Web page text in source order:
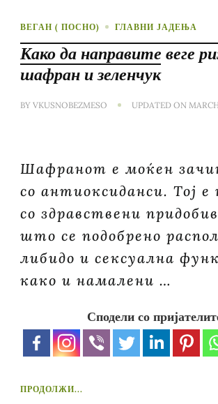
ВЕГАН ( ПОСНО) ГЛАВНИ ЈАДЕЊА
Како да направите веге
шафран и зеленчук
BY VKUSNOBEZMESO UPDATED ON
Шафранот е моќен
со антиоксиданси. Тој е
со здравствени
што се подобрено
либидо и сексуална
како и намалени …
Сподели со
ПРОДОЛЖИ...